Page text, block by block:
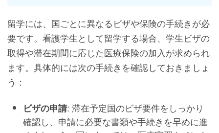
留学には、国ごとに異なるビザや保険の手続きが必
要です。看護学生として留学する場合、学生ビザの
取得や滞在期間に応じた医療保険の加入が求められ
ます。具体的には次の手続きを確認しておきましょ
う：
ビザの申請: 滞在予定国のビザ要件をしっかり
確認し、申請に必要な書類や手続きを早めに進